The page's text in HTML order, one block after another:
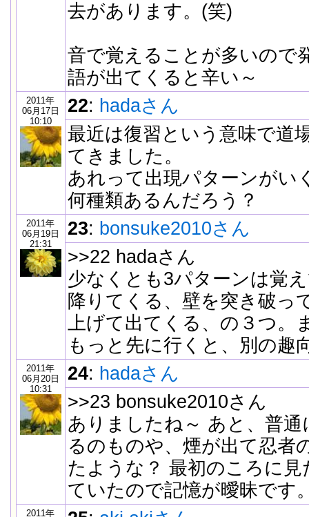
去があります。(笑)
音で覚えることが多いので
語が出てくると辛い～
2011年
06月17日
10:10
22: hadaさん
最近は復習という意味で道
てきました。
あれって出現パターンがい
何種類あるんだろう？
2011年
06月19日
21:31
23: bonsuke2010さん
>>22 hadaさん
少なくとも3パターンは覚
降りてくる、壁を突き破っ
上げて出てくる、の３つ。
もっと先に行くと、別の趣
2011年
06月20日
10:31
24: hadaさん
>>23 bonsuke2010さん
ありましたね～ あと、普
るのものや、煙が出て忍者
たような？ 最初のころに
ていたので記憶が曖昧です
2011年